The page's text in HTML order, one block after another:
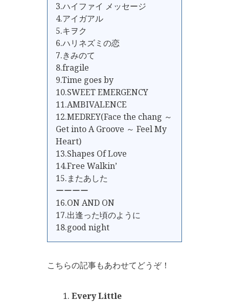
3.ハイファイ メッセージ
4.アイガアル
5.キヲク
6.ハリネズミの恋
7.きみのて
8.fragile
9.Time goes by
10.SWEET EMERGENCY
11.AMBIVALENCE
12.MEDREY(Face the chang ～
Get into A Groove ～ Feel My
Heart)
13.Shapes Of Love
14.Free Walkin’
15.またあした
ーーーー
16.ON AND ON
17.出逢った頃のように
18.good night
こちらの記事もあわせてどうぞ！
Every Little